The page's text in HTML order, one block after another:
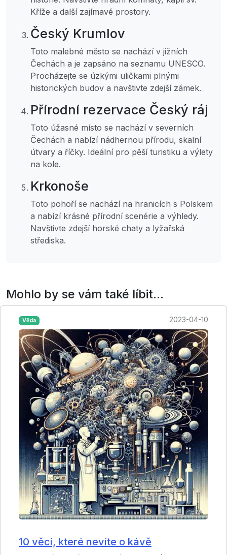
Kříže a další zajímavé prostory.
Český Krumlov
Toto malebné město se nachází v jižních
Čechách a je zapsáno na seznamu UNESCO.
Procházejte se úzkými uličkami plnými
historických budov a navštivte zdejší zámek.
Přírodní rezervace Český ráj
Toto úžasné místo se nachází v severních
Čechách a nabízí nádhernou přírodu, skalní
útvary a říčky. Ideální pro pěší turistiku a výlety
na kole.
Krkonoše
Toto pohoří se nachází na hranicích s Polskem
a nabízí krásné přírodní scenérie a výhledy.
Navštivte zdejší horské chaty a lyžařská
střediska.
Mohlo by se vám také líbit...
Věda 2023-04-10
10 věcí, které nevíte o kávě